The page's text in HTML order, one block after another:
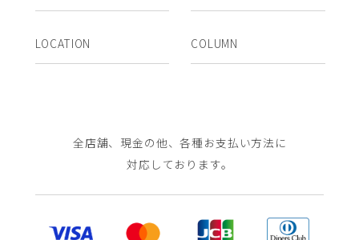
LOCATION COLUMN
全店舗、現金の他、各種お支払い方法に
対応しております。